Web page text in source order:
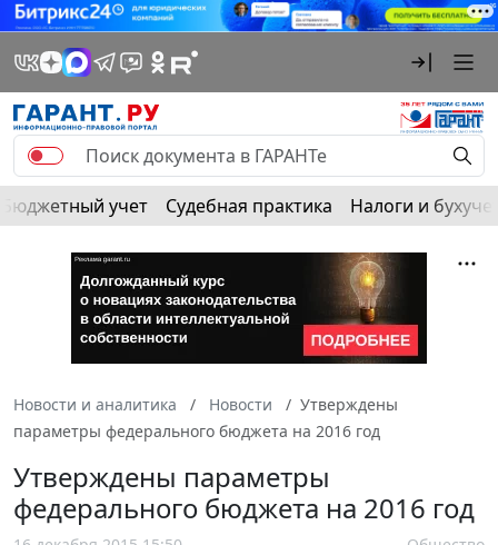
Бюджетный учет Судебная практика Налоги и
Новости и аналитика Новости
Утверждены
параметры федерального бюджета на 2016 год
Утверждены параметры
федерального бюджета на 2016 год